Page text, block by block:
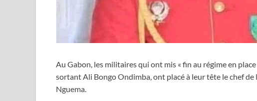
Au Gabon, les militaires qui ont mis « fin au régime en
sortant Ali Bongo Ondimba, ont placé à leur tête le chef
Nguema.